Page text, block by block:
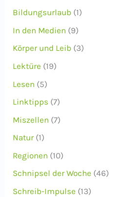
Bildungsurlaub (1)
In den Medien (9)
Körper und Leib (3)
Lektüre (19)
Lesen (5)
Linktipps (7)
Miszellen (7)
Natur(1)
Regionen (10)
Schnipsel der Woche (46)
Schreib-Impulse (13)